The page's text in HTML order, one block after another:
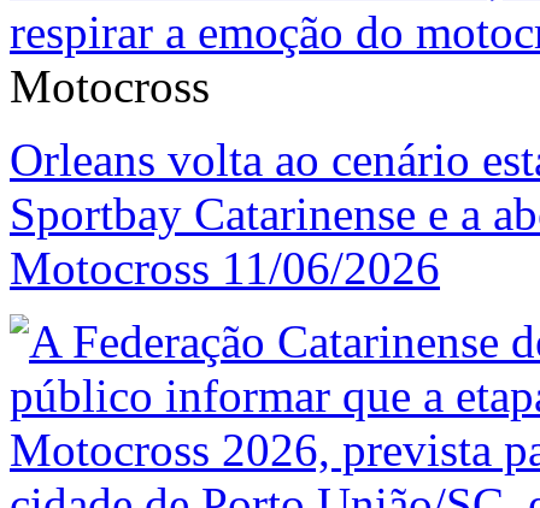
Motocross
Orleans volta ao cenário
Sportbay Catarinense e a
Motocross 11/06/2026